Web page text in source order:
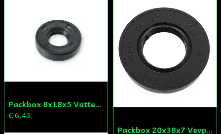
Packbox 8x18x5 Vattenpump Aprilia/Derbi/Gilera (original)
€ 6,43
Packbox 20x38x7 Vevparti Derbi (original)